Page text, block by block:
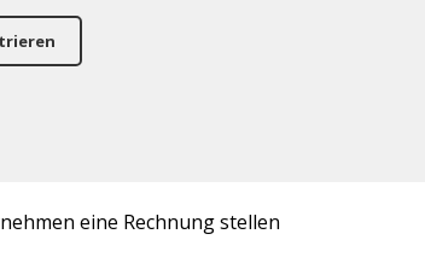
eine Rechnung stellen